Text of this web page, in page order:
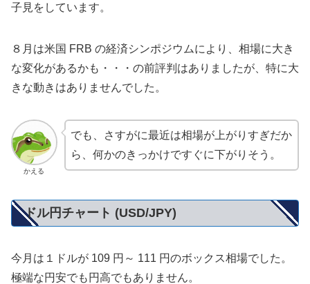
子見をしています。
８月は米国 FRB の経済シンポジウムにより、相場に大き
な変化があるかも・・・の前評判はありましたが、特に大
きな動きはありませんでした。
かえる
でも、さすがに最近は相場が上がりすぎだか
ら、何かのきっかけですぐに下がりそう。
ドル円チャート (USD/JPY)
今月は１ドルが 109 円～ 111 円のボックス相場でした。
極端な円安でも円高でもありません。